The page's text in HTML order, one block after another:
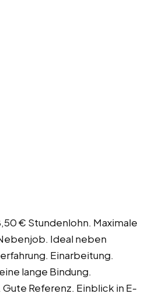
€ Stundenlohn. Maximale
Ideal neben
Einarbeitung.
lange Bindung.
Referenz. Einblick in E-